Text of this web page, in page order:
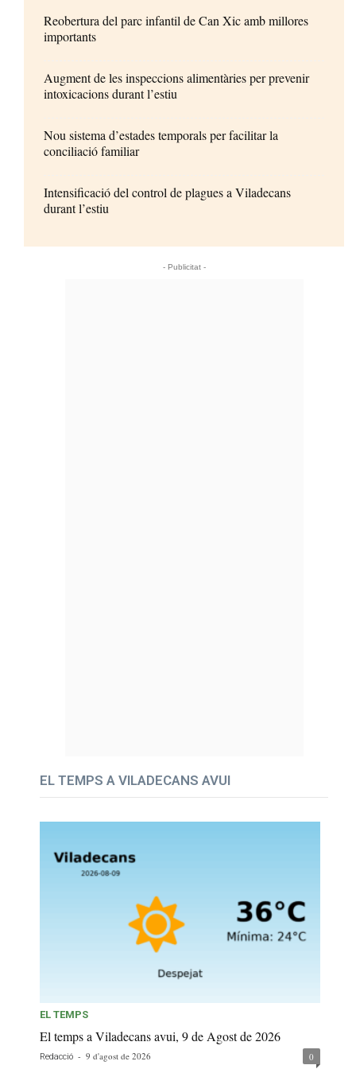
Reobertura del parc infantil de Can Xic amb millores
importants
Augment de les inspeccions alimentàries per prevenir
intoxicacions durant l’estiu
Nou sistema d’estades temporals per facilitar la
conciliació familiar
Intensificació del control de plagues a Viladecans
durant l’estiu
- Publicitat -
EL TEMPS A VILADECANS AVUI
EL TEMPS
El temps a Viladecans avui, 9 de Agost de 2026
Redacció - 9 d'agost de 2026 0